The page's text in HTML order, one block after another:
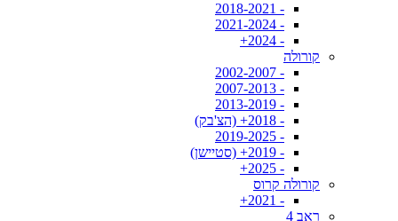
- 2018-2021
- 2021-2024
- 2024+
קורולה
- 2002-2007
- 2007-2013
- 2013-2019
- 2018+ (הצ'בק)
- 2019-2025
- 2019+ (סטיישן)
- 2025+
קורולה קרוס
- 2021+
ראב 4